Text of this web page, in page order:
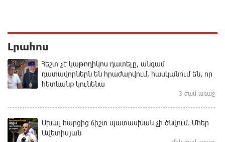
Լրահոս
Հեշտ չէ կաթողիկոս դատելը, անգամ
դատավորներն են հրաժարվում, հասկանում են, որ
հետևանք կունենա
3 ժամ առաջ
Սխալ հարցից ճիշտ պատասխան չի ծնվում. Մհեր
Ավետիսյան